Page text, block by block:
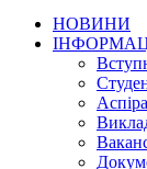
НОВИНИ